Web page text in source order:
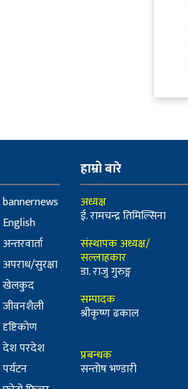
bannernews
English
अन्तरवार्ता
अपराध/सुरक्षा
खेलकुद
जीवनशैली
दृष्टिकोण
देश परदेश
पर्यटन
हाम्रो बारे
अध्यक्ष
ई. रामचन्द्र तिमिल्सिना
संस्थापक अध्यक्ष/
सल्लाहकार
डा. राजु गुरुङ्ग
सम्पादक
श्रीकृष्ण ढकाल
प्रबन्धक
सन्तोष भण्डारी